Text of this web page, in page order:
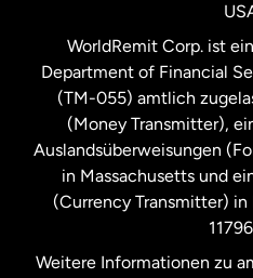
Vereinigte
Vereinigtes
WorldRemit Corp. ist
Department of Financial
(TM-055) amtlich
(Money Transmitter),
Auslandsüberweisungen
in Massachusetts und
(Currency Transmitter) in
Weitere Informationen zu